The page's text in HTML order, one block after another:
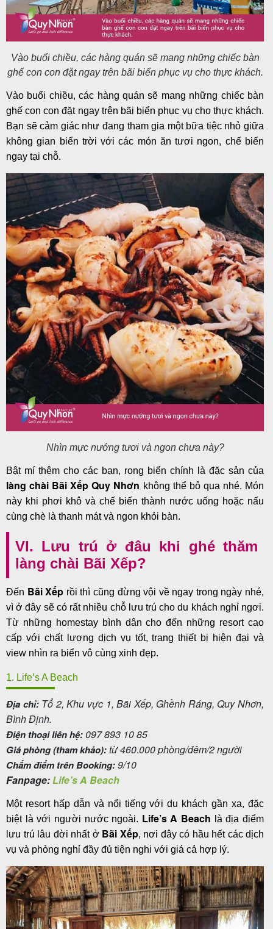
Vào buổi chiều, các hàng quán sẽ mang những chiếc bàn
ghế con con đặt ngay trên bãi biển phục vụ cho thực khách.
Vào buổi chiều, các hàng quán sẽ mang những chiếc bàn
ghế con con đặt ngay trên bãi biển phục vụ cho thực khách.
Bạn sẽ cảm giác như đang tham gia một bữa tiệc nhỏ giữa
không gian biển trời với các món ăn tươi ngon, chế biến
ngay tại chỗ.
Nhìn mực nướng tươi và ngon chưa này?
Bật mí thêm cho các bạn, rong biển chính là đặc sản của
làng chài Bãi Xếp Quy Nhơn không thể bỏ qua nhé. Món
này khi phơi khô và chế biến thành nước uống hoặc nấu
cùng chè là thanh mát và ngon khỏi bàn.
VI. Lưu trú ở đâu khi ghé thăm
làng chài Bãi Xếp?
Đến Bãi Xếp rồi thì cũng đừng vội về ngay trong ngày nhé,
vì ở đây sẽ có rất nhiều chỗ lưu trú cho du khách nghỉ ngơi.
Từ những homestay bình dân cho đến những resort cao
cấp với chất lượng dịch vụ tốt, trang thiết bị hiện đại và
view nhìn ra biển vô cùng xinh đẹp.
1. Life’s A Beach
Địa chỉ: Tổ 2, Khu vực 1, Bãi Xếp, Ghềnh Ráng, Quy Nhơn,
Bình Định.
Điện thoại liên hệ:097 893 10 85
Giá phòng (tham khảo):từ 460.000 phòng/đêm/2 người
Chấm điểm trên Booking:9/10
Fanpage:Life’s A Beach
Một resort hấp dẫn và nổi tiếng với du khách gần xa, đặc
biệt là với người nước ngoài. Life’s A Beach là địa điểm
lưu trú lâu đời nhất ở Bãi Xếp, nơi đây có hầu hết các dịch
vụ và phòng nghỉ đầy đủ tiện nghi với giá cả hợp lý.